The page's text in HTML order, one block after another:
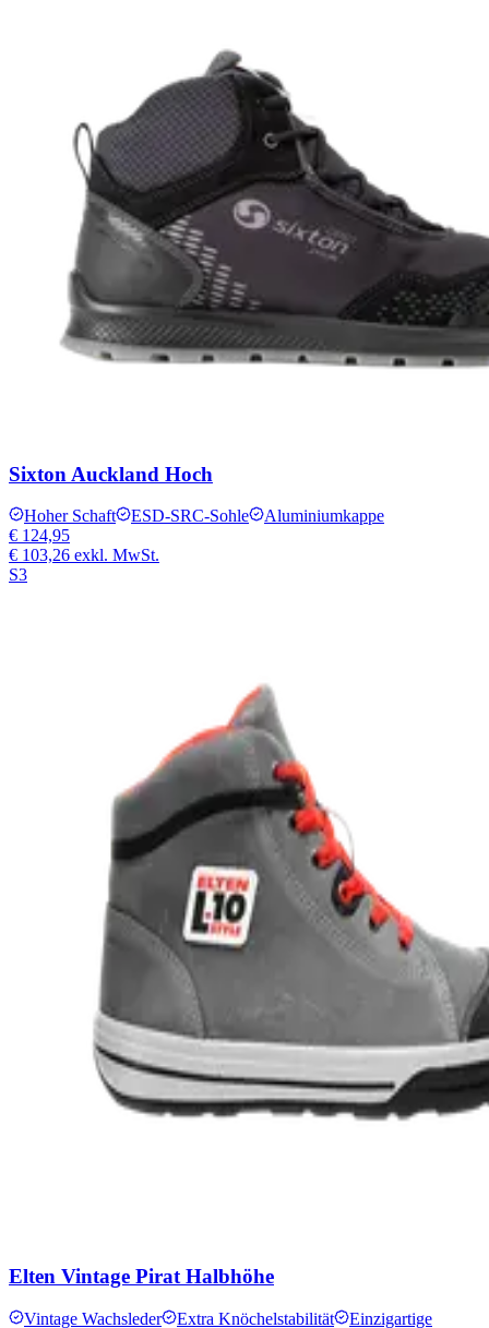
Sixton Auckland Hoch
Hoher Schaft ESD-SRC-Sohle
Aluminiumkappe
€ 124,95
€ 103,26 exkl. MwSt.
S3
Elten Vintage Pirat Halbhöhe
Vintage Wachsleder Extra Knöchelstabilität Einzigartige